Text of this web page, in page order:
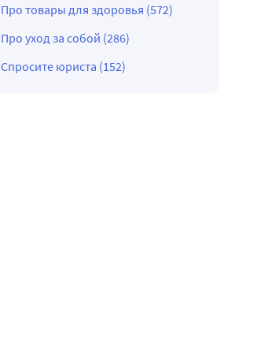
Про товары для здоровья (572)
Про уход за собой (286)
Спросите юриста (152)